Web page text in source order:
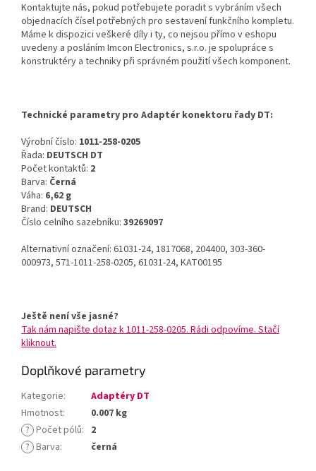
Kontaktujte nás, pokud potřebujete poradit s vybráním všech
objednacích čísel potřebných pro sestavení funkčního kompletu.
Máme k dispozici veškeré díly i ty, co nejsou přímo v eshopu
uvedeny a posláním Imcon Electronics, s.r.o. je spolupráce s
konstruktéry a techniky při správném použití všech komponent.
Technické parametry pro Adaptér konektoru řady DT:
Výrobní číslo: 1011-258-0205
Řada: DEUTSCH DT
Počet kontaktů: 2
Barva: Černá
Váha: 6,62 g
Brand: DEUTSCH
Číslo celního sazebníku: 39269097
Alternativní označení: 61031-24, 1817068, 204400, 303-360-
000973, 571-1011-258-0205, 61031-24, KAT00195
Ještě není vše jasné?
Tak nám napište dotaz k 1011-258-0205. Rádi odpovíme. Stačí
kliknout.
Doplňkové parametry
Kategorie:
Adaptéry DT
Hmotnost:
0.007 kg
? Počet pólů: 2
? Barva: černá